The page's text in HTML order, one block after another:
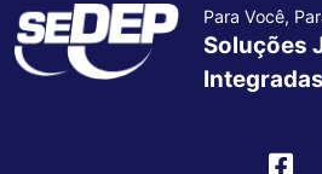
Para Você,
Soluções
Integradas